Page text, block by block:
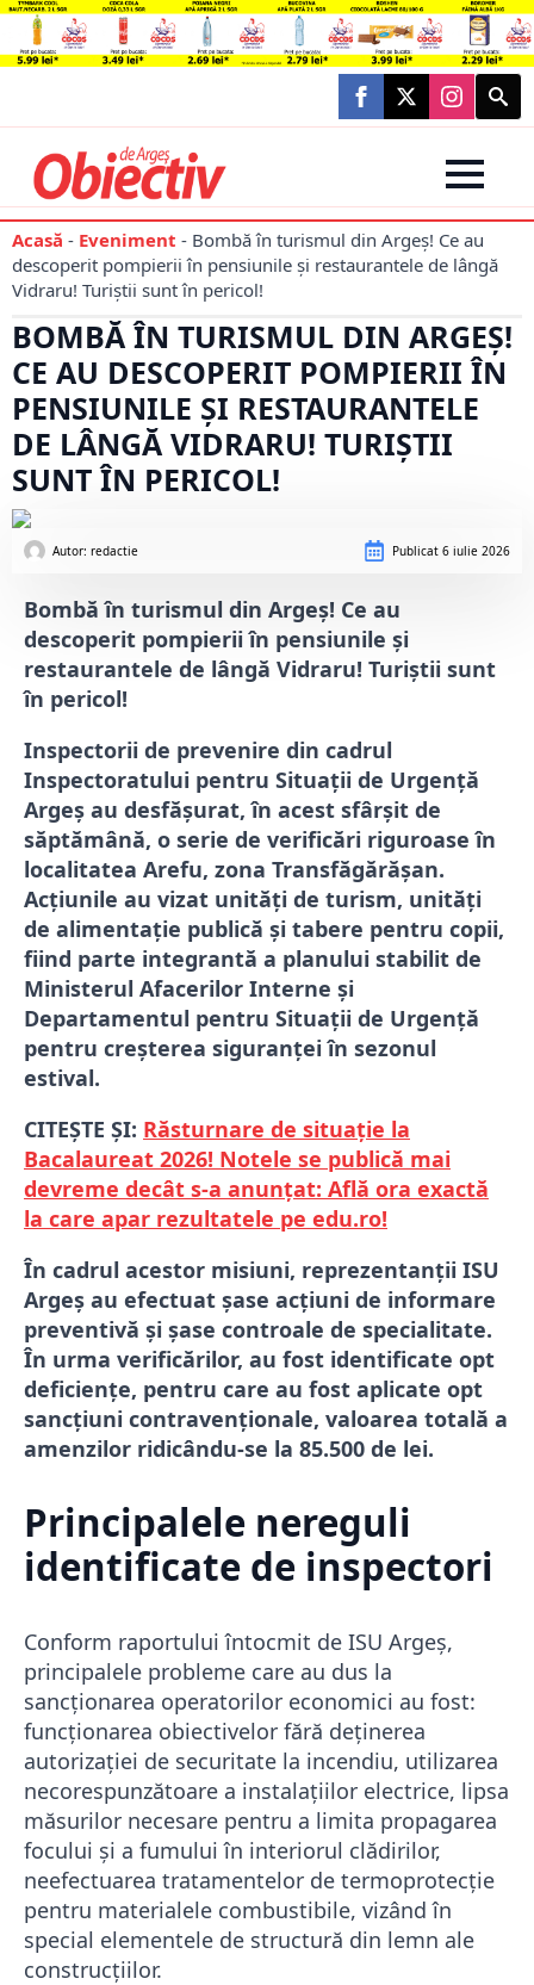
Search
for:
Acasă - Eveniment - Bombă în turismul din Argeș! Ce au
descoperit pompierii în pensiunile și restaurantele de lângă
Vidraru! Turiștii sunt în pericol!
BOMBĂ ÎN TURISMUL DIN ARGEȘ!
CE AU DESCOPERIT POMPIERII ÎN
PENSIUNILE ȘI RESTAURANTELE
DE LÂNGĂ VIDRARU! TURIȘTII
SUNT ÎN PERICOL!
Autor: redactie Publicat 6 iulie 2026
Bombă în turismul din Argeș! Ce au
descoperit pompierii în pensiunile și
restaurantele de lângă Vidraru! Turiștii sunt
în pericol!
Inspectorii de prevenire din cadrul
Inspectoratului pentru Situații de Urgență
Argeș au desfășurat, în acest sfârșit de
săptămână, o serie de verificări riguroase în
localitatea Arefu, zona Transfăgărășan.
Acțiunile au vizat unități de turism, unități
de alimentație publică și tabere pentru copii,
fiind parte integrantă a planului stabilit de
Ministerul Afacerilor Interne și
Departamentul pentru Situații de Urgență
pentru creșterea siguranței în sezonul
estival.
CITEȘTE ȘI: Răsturnare de situație la
Bacalaureat 2026! Notele se publică mai
devreme decât s-a anunțat: Află ora exactă
la care apar rezultatele pe edu.ro!
În cadrul acestor misiuni, reprezentanții ISU
Argeș au efectuat șase acțiuni de informare
preventivă și șase controale de specialitate.
În urma verificărilor, au fost identificate opt
deficiențe, pentru care au fost aplicate opt
sancțiuni contravenționale, valoarea totală a
amenzilor ridicându-se la 85.500 de lei.
Principalele nereguli
identificate de inspectori
Conform raportului întocmit de ISU Argeș,
principalele probleme care au dus la
sancționarea operatorilor economici au fost:
funcționarea obiectivelor fără deținerea
autorizației de securitate la incendiu, utilizarea
necorespunzătoare a instalațiilor electrice, lipsa
măsurilor necesare pentru a limita propagarea
focului și a fumului în interiorul clădirilor,
neefectuarea tratamentelor de termoprotecție
pentru materialele combustibile, vizând în
special elementele de structură din lemn ale
construcțiilor.